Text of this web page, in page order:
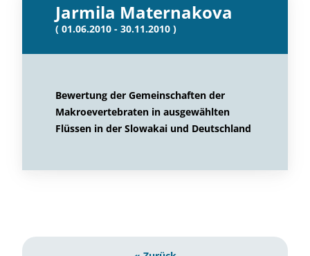
Jarmila Maternakova
( 01.06.2010 - 30.11.2010 )
Bewertung der Gemeinschaften der
Makroevertebraten in ausgewählten
Flüssen in der Slowakai und Deutschland